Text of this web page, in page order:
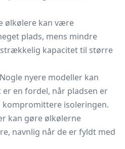
ølkølere kan være
plads, mens mindre
kapacitet til større
Nogle nyere modeller kan
en fordel, når pladsen er
isoleringen.
kan gøre ølkølerne
navnlig når de er fyldt med